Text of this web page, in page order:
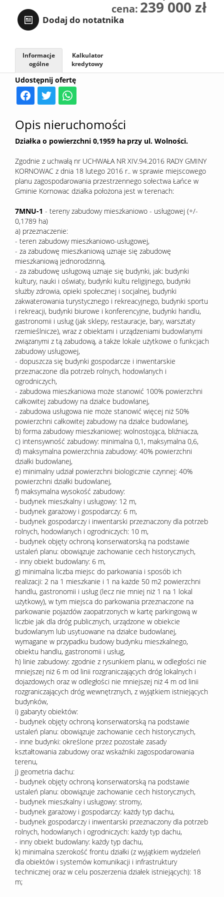
Sprzedaj
cena: 239 000 zł
Dodaj do notatnika
Udostępnij ofertę
Informacje
ogólne
Kalkulator
kredytowy
Opis nieruchomości
Działka o powierzchni 0,1959 ha przy ul. Wolności.
Zgodnie z uchwałą nr UCHWAŁA NR XIV.94.2016 RADY GMINY
KORNOWAC z dnia 18 lutego 2016 r.. w sprawie miejscowego
planu zagospodarowania przestrzennego sołectwa Łańce w
Gminie Kornowac działka położona jest w terenach:
7MNU-1 - tereny zabudowy mieszkaniowo - usługowej (+/-
0,1789 ha)
a) przeznaczenie:
- teren zabudowy mieszkaniowo-usługowej,
- za zabudowę mieszkaniową uznaje się zabudowę
mieszkaniową jednorodzinną,
- za zabudowę usługową uznaje się budynki, jak: budynki
kultury, nauki i oświaty, budynki kultu religijnego, budynki
służby zdrowia, opieki społecznej i socjalnej, budynki
zakwaterowania turystycznego i rekreacyjnego, budynki sportu
i rekreacji, budynki biurowe i konferencyjne, budynki handlu,
gastronomii i usług (jak sklepy, restauracje, bary, warsztaty
rzemieślnicze), wraz z obiektami i urządzeniami budowlanymi
związanymi z tą zabudową, a także lokale użytkowe o funkcjach
zabudowy usługowej,
- dopuszcza się budynki gospodarcze i inwentarskie
przeznaczone dla potrzeb rolnych, hodowlanych i
ogrodniczych,
- zabudowa mieszkaniowa może stanowić 100% powierzchni
całkowitej zabudowy na działce budowlanej,
- zabudowa usługowa nie może stanowić więcej niż 50%
powierzchni całkowitej zabudowy na działce budowlanej,
b) forma zabudowy mieszkaniowej: wolnostojąca, bliźniacza,
c) intensywność zabudowy: minimalna 0,1, maksymalna 0,6,
d) maksymalna powierzchnia zabudowy: 40% powierzchni
działki budowlanej,
e) minimalny udział powierzchni biologicznie czynnej: 40%
powierzchni działki budowlanej,
f) maksymalna wysokość zabudowy:
- budynek mieszkalny i usługowy: 12 m,
- budynek garażowy i gospodarczy: 6 m,
- budynek gospodarczy i inwentarski przeznaczony dla potrzeb
rolnych, hodowlanych i ogrodniczych: 10 m,
- budynek objęty ochroną konserwatorską na podstawie
ustaleń planu: obowiązuje zachowanie cech historycznych,
- inny obiekt budowlany: 6 m,
g) minimalna liczba miejsc do parkowania i sposób ich
realizacji: 2 na 1 mieszkanie i 1 na każde 50 m2 powierzchni
handlu, gastronomii i usług (lecz nie mniej niż 1 na 1 lokal
użytkowy), w tym miejsca do parkowania przeznaczone na
parkowanie pojazdów zaopatrzonych w kartę parkingową w
liczbie jak dla dróg publicznych, urządzone w obiekcie
budowlanym lub usytuowane na działce budowlanej,
wymagane w przypadku budowy budynku mieszkalnego,
obiektu handlu, gastronomii i usług,
h) linie zabudowy: zgodnie z rysunkiem planu, w odległości nie
mniejszej niż 6 m od linii rozgraniczających dróg lokalnych i
dojazdowych oraz w odległości nie mniejszej niż 4 m od linii
rozgraniczających dróg wewnętrznych, z wyjątkiem istniejących
budynków,
i) gabaryty obiektów:
- budynek objęty ochroną konserwatorską na podstawie
ustaleń planu: obowiązuje zachowanie cech historycznych,
- inne budynki: określone przez pozostałe zasady
kształtowania zabudowy oraz wskaźniki zagospodarowania
terenu,
j) geometria dachu:
- budynek objęty ochroną konserwatorską na podstawie
ustaleń planu: obowiązuje zachowanie cech historycznych,
- budynek mieszkalny i usługowy: stromy,
- budynek garażowy i gospodarczy: każdy typ dachu,
- budynek gospodarczy i inwentarski przeznaczony dla potrzeb
rolnych, hodowlanych i ogrodniczych: każdy typ dachu,
- inny obiekt budowlany: każdy typ dachu,
k) minimalna szerokość frontu działki (z wyjątkiem wydzieleń
dla obiektów i systemów komunikacji i infrastruktury
technicznej oraz w celu poszerzenia działek istniejących): 18
m;